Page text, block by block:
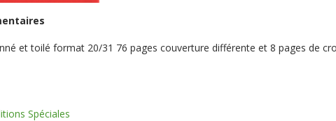
et toilé format 20/31 76 pages couverture différente et 8 pages de
Spéciales